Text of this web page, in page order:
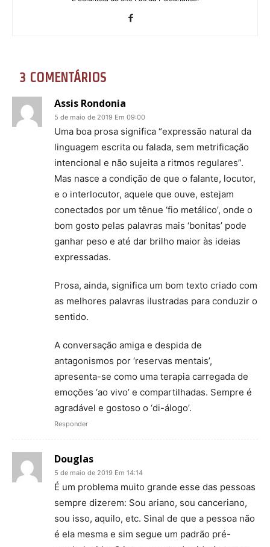
3 COMENTÁRIOS
Assis Rondonia
5 de maio de 2019 Em 09:00
Uma boa prosa significa “expressão natural da
linguagem escrita ou falada, sem metrificação
intencional e não sujeita a ritmos regulares”.
Mas nasce a condição de que o falante, locutor,
e o interlocutor, aquele que ouve, estejam
conectados por um tênue ‘fio metálico’, onde o
bom gosto pelas palavras mais ‘bonitas’ pode
ganhar peso e até dar brilho maior às ideias
expressadas.
Prosa, ainda, significa um bom texto criado com
as melhores palavras ilustradas para conduzir o
sentido.
A conversação amiga e despida de
antagonismos por ‘reservas mentais’,
apresenta-se como uma terapia carregada de
emoções ‘ao vivo’ e compartilhadas. Sempre é
agradável e gostoso o ‘di-álogo’.
Responder
Douglas
5 de maio de 2019 Em 14:14
É um problema muito grande esse das pessoas
sempre dizerem: Sou ariano, sou canceriano,
sou isso, aquilo, etc. Sinal de que a pessoa não
é ela mesma e sim segue um padrão pré-